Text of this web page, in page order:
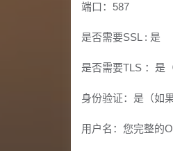
端口：587
是否需要SSL : 是
是否需要TLS ：是
身份验证：是（如
用户名：您完整的